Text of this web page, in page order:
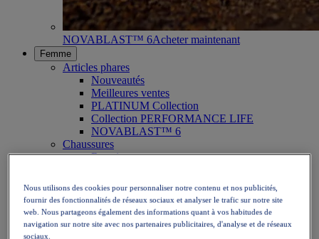
NOVABLAST™ 6Acheter maintenant
Femme
Articles phares
Nouveautés
Meilleures ventes
PLATINUM Collection
Collection PERFORMANCE LIFE
NOVABLAST™ 6
Chaussures
Running
Tennis
Volleyball
Handball
Padel
Nous utilisons des cookies pour personnaliser notre contenu et nos publicités,
fournir des fonctionnalités de réseaux sociaux et analyser le trafic sur notre site
web. Nous partageons également des informations quant à vos habitudes de
navigation sur notre site avec nos partenaires publicitaires, d'analyse et de réseaux
sociaux.